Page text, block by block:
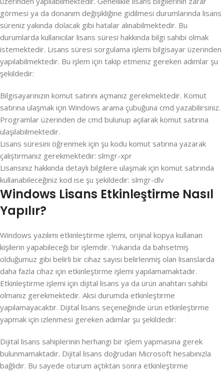
görmesi ya da donanım değişikliğine gidilmesi durumlarında lisans
süreniz yakında dolacak gibi hatalar alınabilmektedir. Bu
durumlarda kullanıcılar lisans süresi hakkında bilgi sahibi olmak
istemektedir. Lisans süresi sorgulama işlemi bilgisayar üzerinden
yapılabilmektedir. Bu işlem için takip etmeniz gereken adımlar şu
şekildedir:
Bilgisayarınızın komut satırını açmanız gerekmektedir. Komut
satırına ulaşmak için Windows arama çubuğuna cmd yazabilirsiniz.
Programlar üzerinden de cmd bulunup açılarak komut satırına
ulaşılabilmektedir.
Lisans süresini öğrenmek için şu kodu komut satırına yazarak
çalıştırmanız gerekmektedir: slmgr-xpr
Lisansınız hakkında detaylı bilgilere ulaşmak için komut satırında
kullanabileceğiniz kod ise şu şekildedir: slmgr-dlv
Windows Lisans Etkinleştirme Nasıl
Yapılır?
Windows yazılımı etkinleştirme işlemi, orijinal kopya kullanan
kişilerin yapabileceği bir işlemdir. Yukarıda da bahsetmiş
olduğumuz gibi belirli bir cihaz sayısı belirlenmiş olan lisanslarda
daha fazla cihaz için etkinleştirme işlemi yapılamamaktadır.
Etkinleştirme işlemi için dijital lisans ya da ürün anahtarı sahibi
olmanız gerekmektedir. Aksi durumda etkinleştirme
yapılamayacaktır. Dijital lisans seçeneğinde ürün etkinleştirme
yapmak için izlenmesi gereken adımlar şu şekildedir:
Dijital lisans sahiplerinin herhangi bir işlem yapmasına gerek
bulunmamaktadır. Dijital lisans doğrudan Microsoft hesabınızla
bağlıdır. Bu sayede oturum açtıktan sonra etkinleştirme